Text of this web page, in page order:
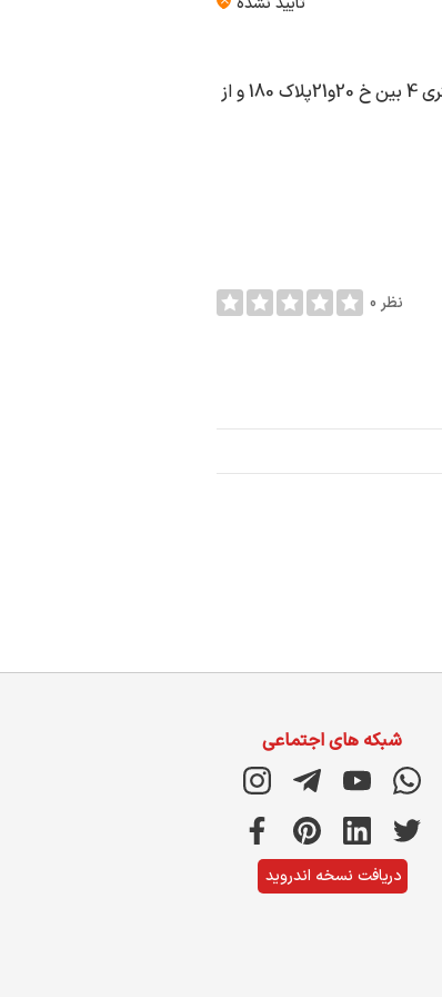
دوزندگی اتومبیل برادران هرندی در شهر تهران به آدرس افسریه 15 متری 4 بین خ 20و21پلاک 180 و از
0 نظر
شبکه های اجتماعی
دریافت نسخه اندروید